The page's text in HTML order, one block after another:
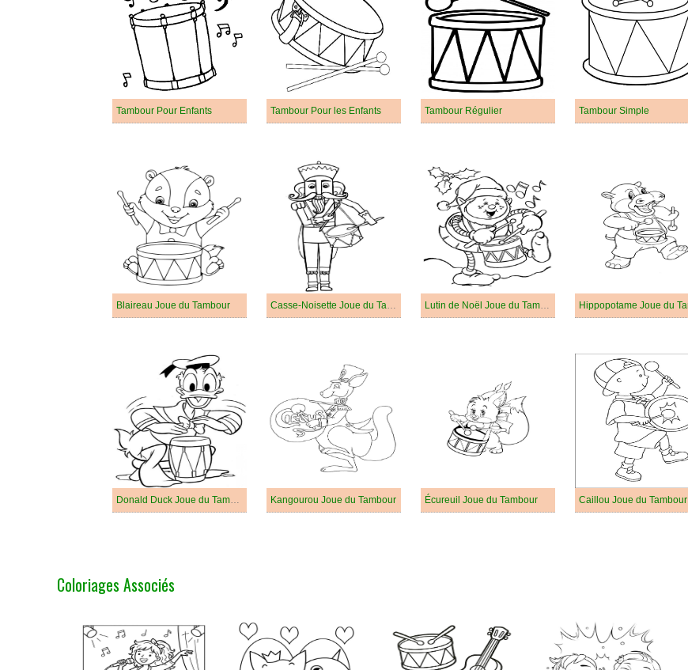
Tambour Pour Enfants Tambour Pour les Enfants Tambour Régulier Tambour Simple
Blaireau Joue du Tambour Casse-Noisette Joue du Tambour Lutin de Noël Joue du Tambour
Donald Duck Joue du Tambour Kangourou Joue du Tambour Écureuil Joue du Tambour Caillou Joue du Tambour
Coloriages Associés